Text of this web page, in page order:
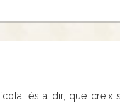
és a dir, que creix